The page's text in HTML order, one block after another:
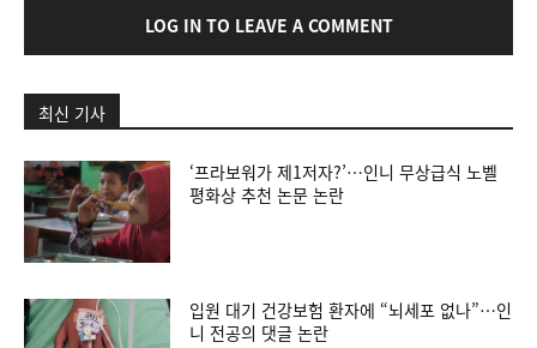
LOG IN TO LEAVE A COMMENT
최신 기사
‘프라보워가 제1저자?’…인니 무상급식 노벨
평화상 추천 논문 논란
입원 대기 건강보험 환자에 “뇌세포 없나”…인
니 전공의 댓글 논란